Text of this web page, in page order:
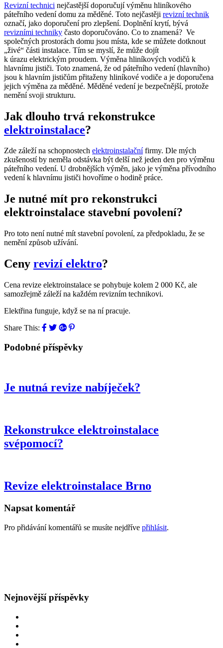
Revizní technici nejčastější doporučují výměnu hliníkového
páteřního vedení domu za měděné. Toto nejčastěji revizní technik
označí, jako doporučení pro zlepšení. Doplnění krytí, bývá
revizními techniky často doporučováno. Co to znamená? Ve
společných prostorách domu jsou místa, kde se můžete dotknout
„živé“ části instalace. Tím se myslí, že může dojít
k úrazu elektrickým proudem. Výměna hliníkových vodičů k
hlavnímu jističi. Toto znamená, že od páteřního vedení (hlavního)
jsou k hlavním jističům přitaženy hliníkové vodiče a je doporučena
jejich výměna za měděné. Měděné vedení je bezpečnější, protože
nemění svoji strukturu.
Jak dlouho trvá rekonstrukce
elektroinstalace?
Zde záleží na schopnostech elektroinstalačnífirmy. Dle mých
zkušeností by neměla odstávka být delší než jeden den pro výměnu
páteřního vedení. U drobnějších výměn, jako je výměna přívodního
vedení k hlavnímu jističi hovoříme o hodině práce.
Je nutné mít pro rekonstrukci
elektroinstalace stavební povolení?
Pro toto není nutné mít stavební povolení, za předpokladu, že se
nemění způsob užívání.
Ceny revizí elektro?
Cena revize elektroinstalace se pohybuje kolem 2 000 Kč, ale
samozřejmě záleží na každém revizním technikovi.
Elektřina funguje, když se na ní pracuje.
Share This:
Podobné příspěvky
Je nutná revize nabíječek?
Rekonstrukce elektroinstalace
svépomocí?
Revize elektroinstalace Brno
Napsat komentář
Pro přidávání komentářů se musíte nejdříve přihlásit.
Nejnovější příspěvky